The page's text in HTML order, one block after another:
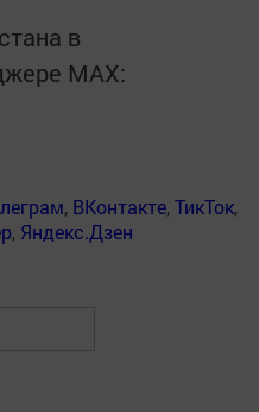
в
MАХ:
, ВКонтакте,ТикТок,
, Яндекс.Дзен